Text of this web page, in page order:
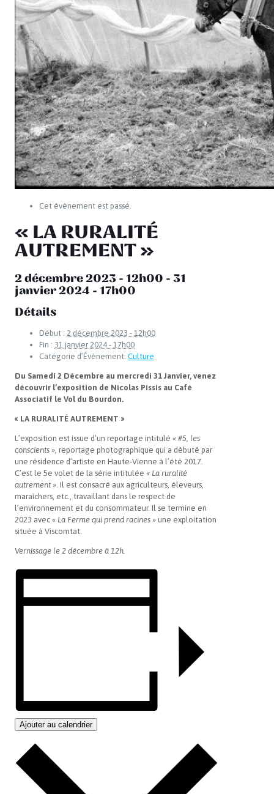
Cet évènement est passé.
« LA RURALITÉ
AUTREMENT »
2 décembre 2023 - 12h00 - 31
janvier 2024 - 17h00
Détails
Début : 2 décembre 2023 - 12h00
Fin : 31 janvier 2024 - 17h00
Catégorie d’Évènement: Culture
Du Samedi 2 Décembre au mercredi 31 Janvier, venez
découvrir l’exposition de Nicolas Pissis au Café
Associatif le Vol du Bourdon.
« LA RURALITÉ AUTREMENT »
L’exposition est issue d’un reportage intitulé « #5, les
conscients », reportage photographique qui a débuté par
une résidence d’artiste en Haute-Vienne à l’été 2017.
C’est le 5e volet de la série intitulée « La ruralité
autrement » . Il est consacré aux agriculteurs, éleveurs,
maraîchers, etc., travaillant dans le respect de
l’environnement et du consommateur. Il se termine en
2023 avec « La Ferme qui prend racines » une exploitation
située à Viscomtat.
Vernissage le 2 décembre à 12h.
Ajouter au calendrier